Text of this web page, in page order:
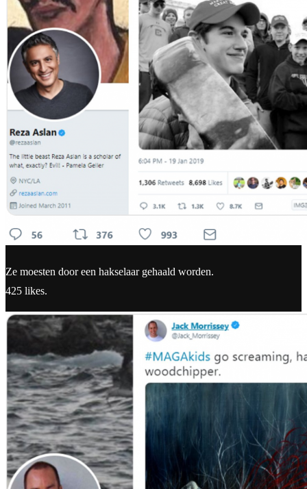
Ze moesten door een hakselaar gehaald worden.
425 likes.